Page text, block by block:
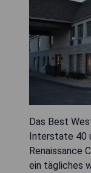
Das Best
Interstate 40
Renaissance
ein tägliches